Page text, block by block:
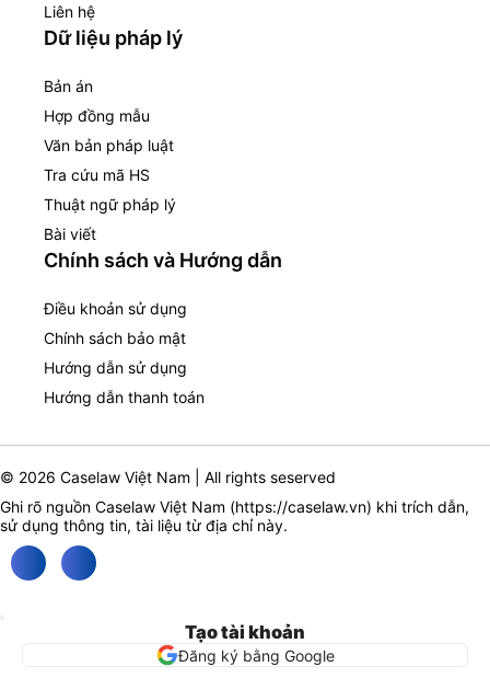
Liên hệ
Dữ liệu pháp lý
Bản án
Hợp đồng mẫu
Văn bản pháp luật
Tra cứu mã HS
Thuật ngữ pháp lý
Bài viết
Chính sách và Hướng dẫn
Điều khoản sử dụng
Chính sách bảo mật
Hướng dẫn sử dụng
Hướng dẫn thanh toán
© 2026 Caselaw Việt Nam | All rights seserved
Ghi rõ nguồn Caselaw Việt Nam (https://caselaw.vn) khi trích dẫn,
sử dụng thông tin, tài liệu từ địa chỉ này.
Tạo tài khoản
Đăng ký bằng Google